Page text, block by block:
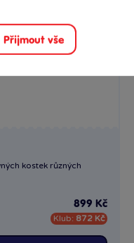
kostek různých
899 Kč
Klub: 872 Kč
Přijmout vše